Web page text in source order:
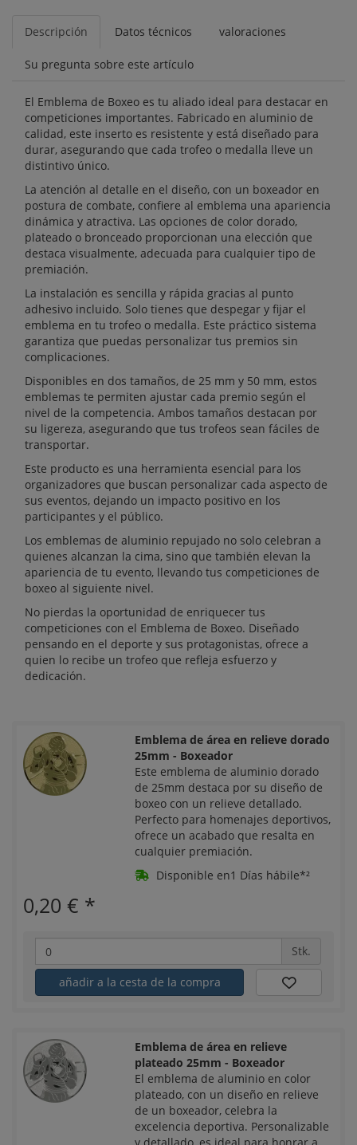
Descripción Datos técnicos valoraciones
Su pregunta sobre este artículo
El Emblema de Boxeo es tu aliado ideal para destacar en
competiciones importantes. Fabricado en aluminio de
calidad, este inserto es resistente y está diseñado para
durar, asegurando que cada trofeo o medalla lleve un
distintivo único.
La atención al detalle en el diseño, con un boxeador en
postura de combate, confiere al emblema una apariencia
dinámica y atractiva. Las opciones de color dorado,
plateado o bronceado proporcionan una elección que
destaca visualmente, adecuada para cualquier tipo de
premiación.
La instalación es sencilla y rápida gracias al punto
adhesivo incluido. Solo tienes que despegar y fijar el
emblema en tu trofeo o medalla. Este práctico sistema
garantiza que puedas personalizar tus premios sin
complicaciones.
Disponibles en dos tamaños, de 25 mm y 50 mm, estos
emblemas te permiten ajustar cada premio según el
nivel de la competencia. Ambos tamaños destacan por
su ligereza, asegurando que tus trofeos sean fáciles de
transportar.
Este producto es una herramienta esencial para los
organizadores que buscan personalizar cada aspecto de
sus eventos, dejando un impacto positivo en los
participantes y el público.
Los emblemas de aluminio repujado no solo celebran a
quienes alcanzan la cima, sino que también elevan la
apariencia de tu evento, llevando tus competiciones de
boxeo al siguiente nivel.
No pierdas la oportunidad de enriquecer tus
competiciones con el Emblema de Boxeo. Diseñado
pensando en el deporte y sus protagonistas, ofrece a
quien lo recibe un trofeo que refleja esfuerzo y
dedicación.
Emblema de área en relieve dorado
25mm - Boxeador
Este emblema de aluminio dorado
de 25mm destaca por su diseño de
boxeo con un relieve detallado.
Perfecto para homenajes deportivos,
ofrece un acabado que resalta en
cualquier premiación.
Disponible en1 Días hábile*²
0,20 € *
Stk.
añadir a la cesta de la compra
Emblema de área en relieve
plateado 25mm - Boxeador
El emblema de aluminio en color
plateado, con un diseño en relieve
de un boxeador, celebra la
excelencia deportiva. Personalizable